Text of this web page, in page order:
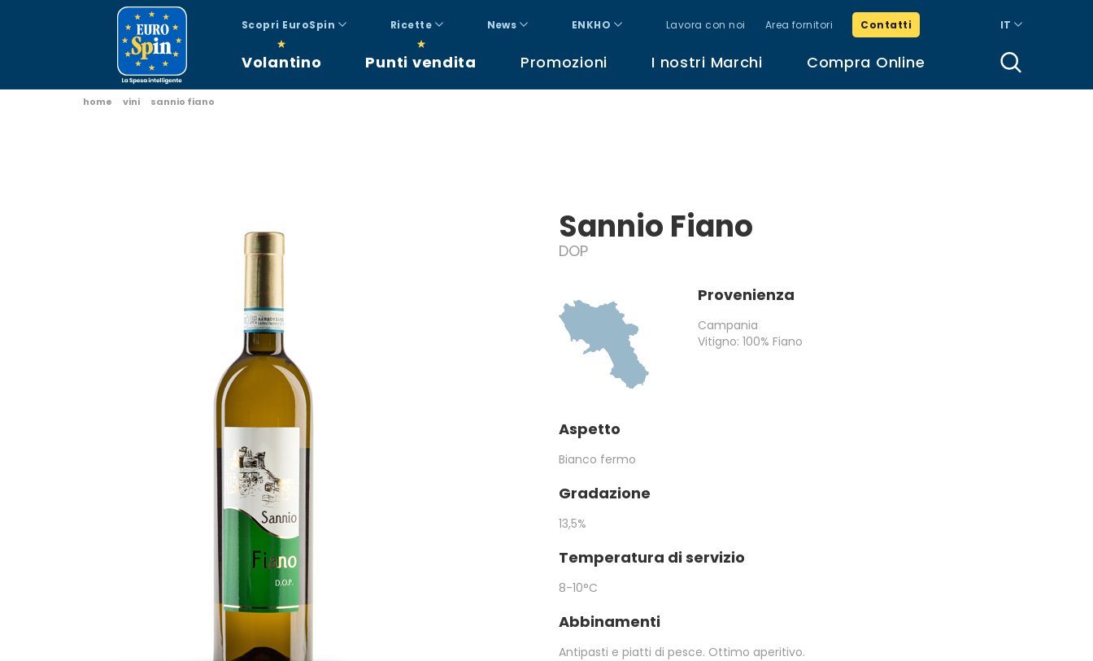
Scopri EuroSpin Ricette News ENKHO Lavora con noi Area fornitori Contatti IT
Volantino Punti vendita Promozioni I nostri Marchi Compra Online
home vini sannio fiano
Sannio Fiano
DOP
Provenienza
Campania
Vitigno: 100% Fiano
Aspetto
Bianco fermo
Gradazione
13,5%
Temperatura di servizio
8-10°C
Abbinamenti
Antipasti e piatti di pesce. Ottimo aperitivo.